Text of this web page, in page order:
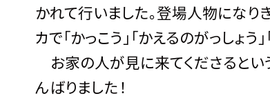
かれて行いました。登場人物になり
カで「かっこう」「かえるのがっしょ
お家の人が見に来てくださるとい
んばりました！